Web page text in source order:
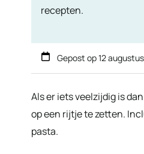
recepten.
Gepost op12
Als er iets veelzijdig is
op een rijtje te zetten.
pasta.